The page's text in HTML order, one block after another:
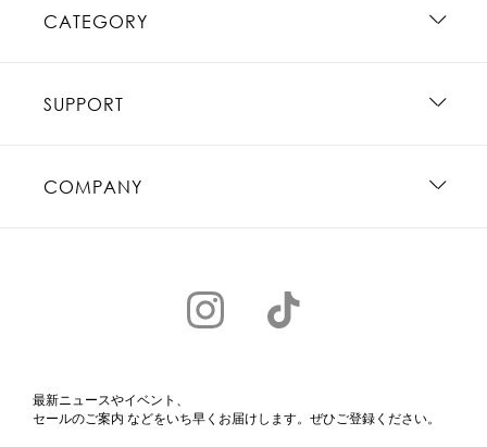
CATEGORY
SUPPORT
COMPANY
最新ニュースやイベント、
セールのご案内 などをいち早くお届けします。ぜひご登録ください。